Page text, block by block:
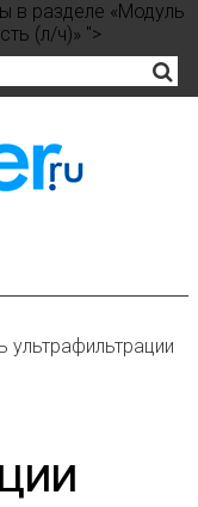
в разделе «Модуль
(л/ч)» ">
ультрафильтрации